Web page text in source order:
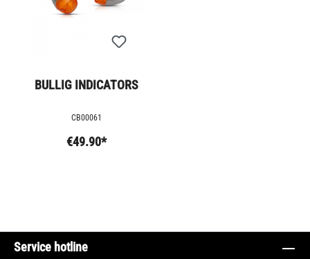
BULLIG INDICATORS
CB00061
€49.90*
Service hotline